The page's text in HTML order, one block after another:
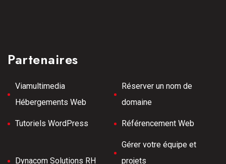
Partenaires
Viamultimedia
Hébergements Web
Réserver un nom de
domaine
Tutoriels WordPress Référencement Web
Dynacom Solutions RH
Gérer votre équipe et
projets